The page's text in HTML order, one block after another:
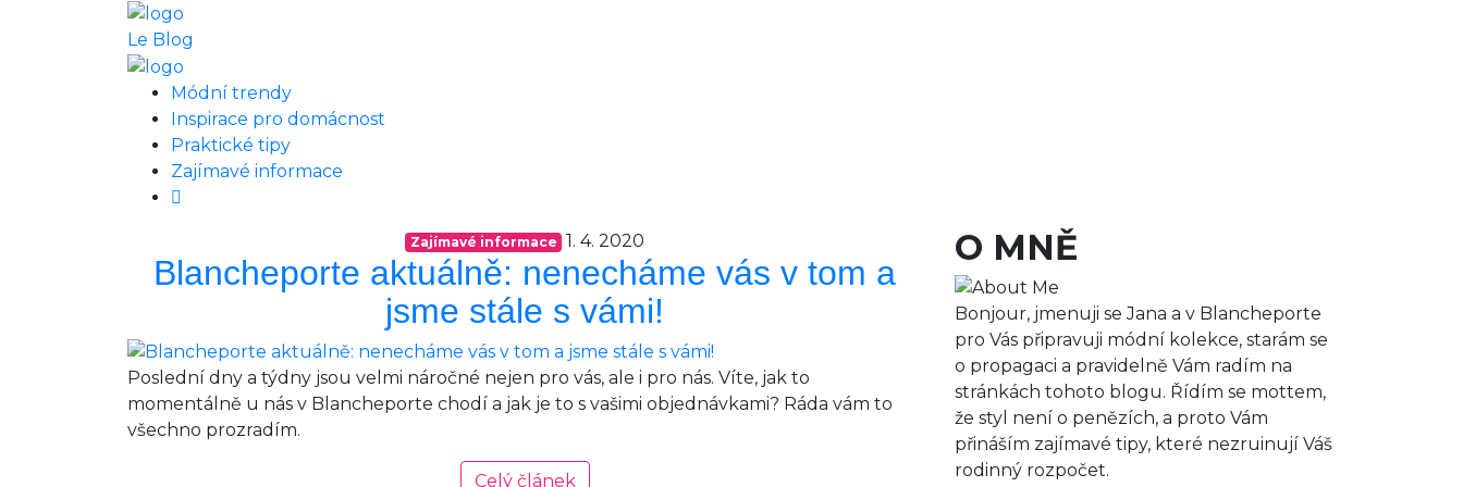
Le Blog
Módní trendy
Inspirace pro domácnost
Praktické tipy
Zajímavé informace
Zajímavé informace 1. 4. 2020
Blancheporte aktuálně: nenecháme vás v tom a
jsme stále s vámi!
Poslední dny a týdny jsou velmi náročné nejen pro vás, ale i pro nás. Víte, jak to
momentálně u nás v Blancheporte chodí a jak je to s vašimi objednávkami? Ráda vám to
všechno prozradím.
Celý článek
O MNĚ
Bonjour, jmenuji se Jana a v Blancheporte
pro Vás připravuji módní kolekce, starám se
o propagaci a pravidelně Vám radím na
stránkách tohoto blogu. Řídím se mottem,
že styl není o penězích, a proto Vám
přináším zajímavé tipy, které nezruinují Váš
rodinný rozpočet.